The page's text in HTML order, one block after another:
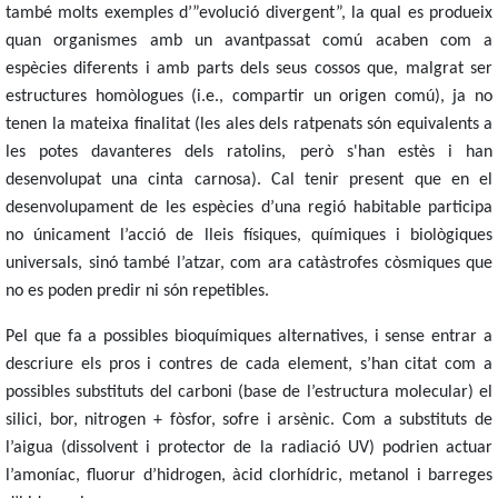
també molts exemplesd’”evolució divergent”, la qual es produeix
quan organismes amb un avantpassat comú acaben com a
espècies diferents i amb parts dels seus cossos que, malgrat ser
estructures homòlogues (i.e., compartir un origen comú), ja no
tenen la mateixa finalitat (les ales dels ratpenats són equivalents a
les potes davanteres dels ratolins, però s'han estès i han
desenvolupat una cinta carnosa). Cal tenir present que en el
desenvolupament de les espècies d’una regió habitable participa
no únicament l’acció de lleis físiques, químiques i biològiques
universals, sinó també l’atzar, com ara catàstrofes còsmiques que
no es poden predir ni són repetibles.
Pel que fa a possibles bioquímiques alternatives, i sense entrar a
descriure els pros i contres de cada element, s’han citat com a
possibles substituts del carboni (base de l’estructura molecular) el
silici, bor, nitrogen + fòsfor, sofre i arsènic. Com a substituts de
l’aigua (dissolvent i protector de la radiació UV) podrien actuar
l’amoníac, fluorur d’hidrogen, àcid clorhídric, metanol i barreges